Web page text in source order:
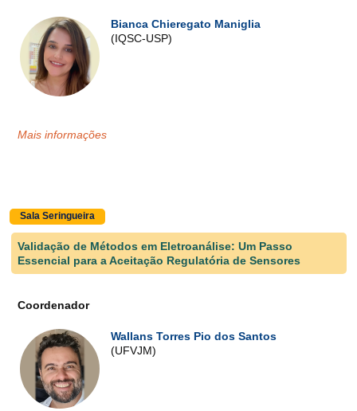
Bianca Chieregato Maniglia
(IQSC-USP)
Mais informações
Sala Seringueira
Validação de Métodos em Eletroanálise: Um Passo
Essencial para a Aceitação Regulatória de Sensores
Coordenador
Wallans Torres Pio dos Santos
(UFVJM)